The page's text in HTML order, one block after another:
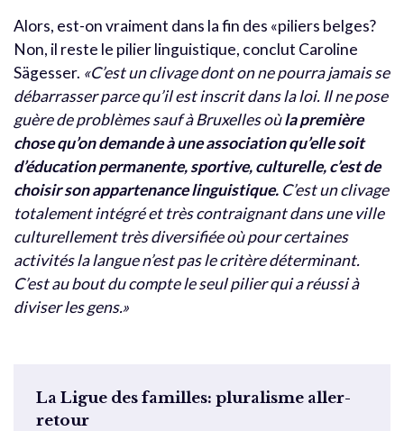
Alors, est-on vraiment dans la fin des «piliers belges?
Non, il reste le pilier linguistique, conclut Caroline
Sägesser. «C’est un clivage dont on ne pourra jamais se
débarrasser parce qu’il est inscrit dans la loi. Il ne pose
guère de problèmes sauf à Bruxelles oùla première
chose qu’on demande à une association qu’elle soit
d’éducation permanente, sportive, culturelle, c’est de
choisir son appartenance linguistique. C’est un clivage
totalement intégré et très contraignant dans une ville
culturellement très diversifiée où pour certaines
activités la langue n’est pas le critère déterminant.
C’est au bout du compte le seul pilier qui a réussi à
diviser les gens.»
La Ligue des familles: pluralisme aller-
retour